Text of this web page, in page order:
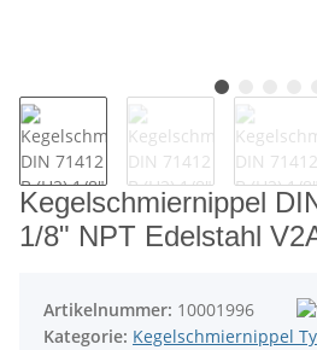
Kegelschmiernippel
1/8" NPT Edelstahl
Artikelnummer: 10001996
Kategorie: Kegelschmiernippel